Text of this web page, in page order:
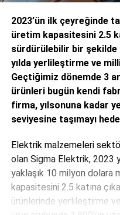
2023’ün ilk çeyreğinde
üretim kapasitesini 2.5
sürdürülebilir bir şekilde
yılda yerlileştirme ve
Geçtiğimiz dönemde 3
ürünleri bugün kendi
firma, yılsonuna kadar
seviyesine taşımayı
Elektrik malzemeleri
olan Sigma Elektrik, 2023
yaklaşık 10 milyon dolara
kapasitesini 2.5 katına
ürünlerinde yerlileştirme